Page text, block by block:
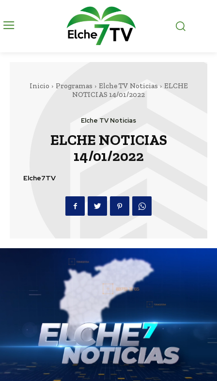
Inicio Programas Elche TV Noticias
ELCHE
NOTICIAS 14/01/2022
Elche TV Noticias
ELCHE NOTICIAS
14/01/2022
Elche7TV